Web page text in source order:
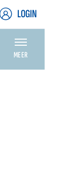
LOGIN
MEER